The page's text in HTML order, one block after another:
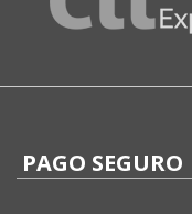
PAGO SEGURO